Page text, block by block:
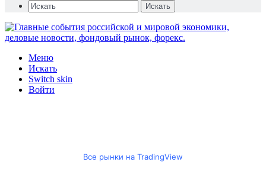
Искать
Меню
Искать
Switch skin
Войти
Все рынки на TradingView